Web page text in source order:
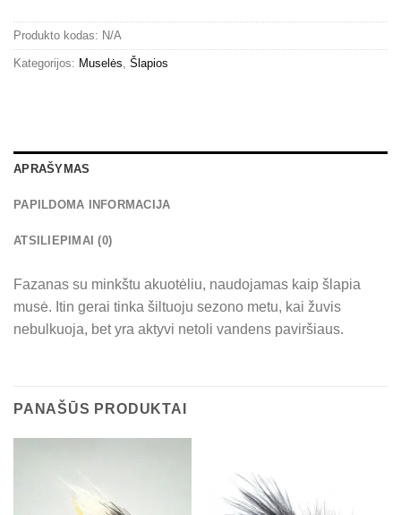
Produkto kodas: N/A
Kategorijos: Muselės Šlapios
APRAŠYMAS
PAPILDOMA INFORMACIJA
ATSILIEPIMAI (0)
Fazanas su minkštu akuotėliu, naudojamas kaip šlapia
musė. Itin gerai tinka šiltuoju sezono metu, kai žuvis
nebulkuoja, bet yra aktyvi netoli vandens paviršiaus.
PANAŠŪS PRODUKTAI